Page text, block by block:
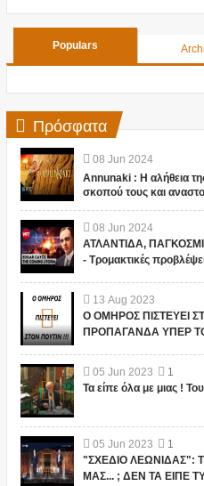
Populars
Πρόσφατα
08 Jun 2024
Annunaki : Η αλήθεια
σκοπού τους και
08 Jun 2024
ΑΤΛΑΝΤΙΔΑ,
- Τρομακτικές
13 Aug 2023
Ο ΟΜΗΡΟΣ ΠΙΣΤΕΥΕΙ
ΠΡΟΠΑΓΑΝΔΑ ΥΠΕΡ
05 Jun 2023
1
Τα είπε όλα με μιας !
05 Jun 2023
1
"ΣΧΕΔΙΟ ΛΕΩΝΙΔΑΣ":
ΜΑΣ... ; ΔΕΝ ΤΑ ΕΙΠΕ